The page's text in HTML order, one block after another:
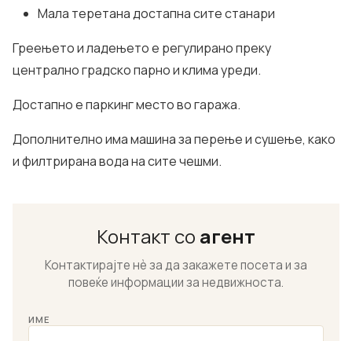
Мала теретана достапна сите станари
Греењето и ладењето е регулирано преку
централно градско парно и клима уреди.
Достапно е паркинг место во гаража.
Дополнително има машина за перење и сушење, како
и филтрирана вода на сите чешми.
Контакт со агент
Контактирајте нѐ за да закажете посета и за
повеќе информации за недвижноста.
ИМЕ